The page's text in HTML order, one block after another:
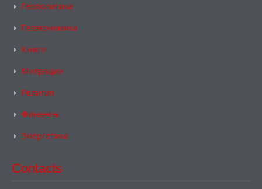
Геополитика
Геоэкономика
Книги
Миграции
Религия
Финансы
Энергетика
Contacts